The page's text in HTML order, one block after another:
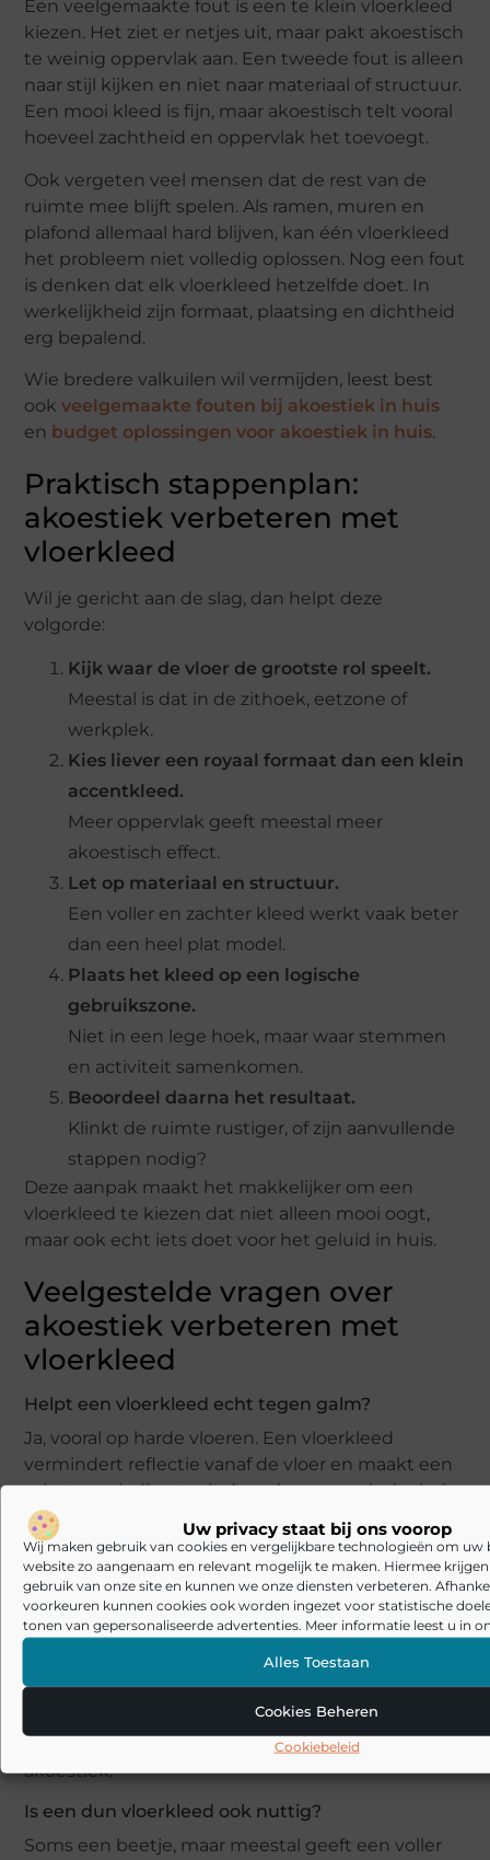
Uw privacy staat bij ons voorop
Wij maken gebruik van cookies en vergelijkbare technologieën om uw
website zo aangenaam en relevant mogelijk te maken. Hiermee
gebruik van onze site en kunnen we onze diensten verbeteren.
voorkeuren kunnen cookies ook worden ingezet voor statistische
tonen van gepersonaliseerde advertenties. Meer informatie leest u in
Alles Toestaan
Cookies Beheren
Cookiebeleid
Een veelgemaakte fout is een te klein vloerkleed
kiezen. Het ziet er netjes uit, maar pakt akoestisch
te weinig oppervlak aan. Een tweede fout is alleen
naar stijl kijken en niet naar materiaal of structuur.
Een mooi kleed is fijn, maar akoestisch telt vooral
hoeveel zachtheid en oppervlak het toevoegt.
Ook vergeten veel mensen dat de rest van de
ruimte mee blijft spelen. Als ramen, muren en
plafond allemaal hard blijven, kan één vloerkleed
het probleem niet volledig oplossen. Nog een fout
is denken dat elk vloerkleed hetzelfde doet. In
werkelijkheid zijn formaat, plaatsing en dichtheid
erg bepalend.
Wie bredere valkuilen wil vermijden, leest best
ookveelgemaakte fouten bij akoestiek in huis
en budget oplossingen voor akoestiek in huis.
Praktisch stappenplan:
akoestiek verbeteren met
vloerkleed
Wil je gericht aan de slag, dan helpt deze
volgorde:
Kijk waar de vloer de grootste rol speelt.
Meestal is dat in de zithoek, eetzone of
werkplek.
Kies liever een royaal formaat dan een klein
accentkleed.
Meer oppervlak geeft meestal meer
akoestisch effect.
Let op materiaal en structuur.
Een voller en zachter kleed werkt vaak beter
dan een heel plat model.
Plaats het kleed op een logische
gebruikszone.
Niet in een lege hoek, maar waar stemmen
en activiteit samenkomen.
Beoordeel daarna het resultaat.
Klinkt de ruimte rustiger, of zijn aanvullende
stappen nodig?
Deze aanpak maakt het makkelijker om een
vloerkleed te kiezen dat niet alleen mooi oogt,
maar ook echt iets doet voor het geluid in huis.
Veelgestelde vragen over
akoestiek verbeteren met
vloerkleed
Helpt een vloerkleed echt tegen galm?
Ja, vooral op harde vloeren. Een vloerkleed
vermindert reflectie vanaf de vloer en maakt een
ruimte vaak direct minder scherp en minder hol.
Wat is belangrijker: formaat of dikte?
Meestal is formaat minstens zo belangrijk als
dikte. Een groter vloerkleed dat een echte
gebruikszone opvangt, werkt vaak beter dan een
klein dik kleed.
Werkt een vloerkleed in de woonkamer het best?
Vaak wel, omdat daar veel leefgeluid samenkomt
en de vloer meestal een grote rol speelt in de
akoestiek.
Is een dun vloerkleed ook nuttig?
Soms een beetje, maar meestal geeft een voller